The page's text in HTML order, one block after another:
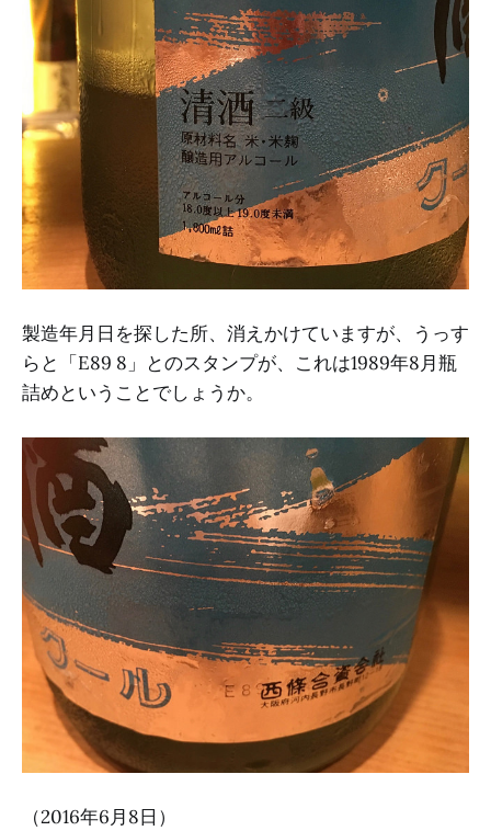
製造年月日を探した所、消えかけていますが、うっす
らと「E89 8」とのスタンプが、これは1989年8月瓶
詰めということでしょうか。
（2016年6月8日）